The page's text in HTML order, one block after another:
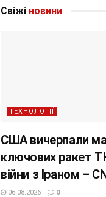
Свіжі новини
ТЕХНОЛОГІЇ
США вичерпали
ключових ракет
війни з Іраном –
06.08.2026 0